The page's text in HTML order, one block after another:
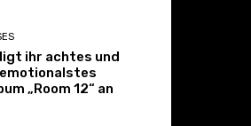
ihr achtes und
„Room 12“ an